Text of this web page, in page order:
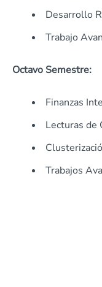
Desarrollo
Trabajo
Octavo Semestre:
Finanzas
Lecturas de
Trabajos